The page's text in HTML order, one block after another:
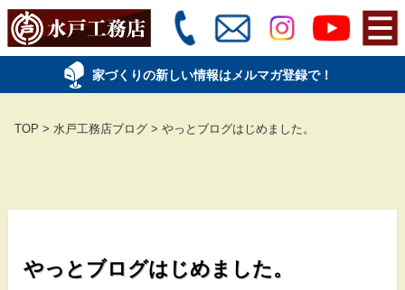
家づくりの新しい情報はメルマガ登録で！
TOP > 水戸工務店ブログ > やっとブログはじめました。
やっとブログはじめました。